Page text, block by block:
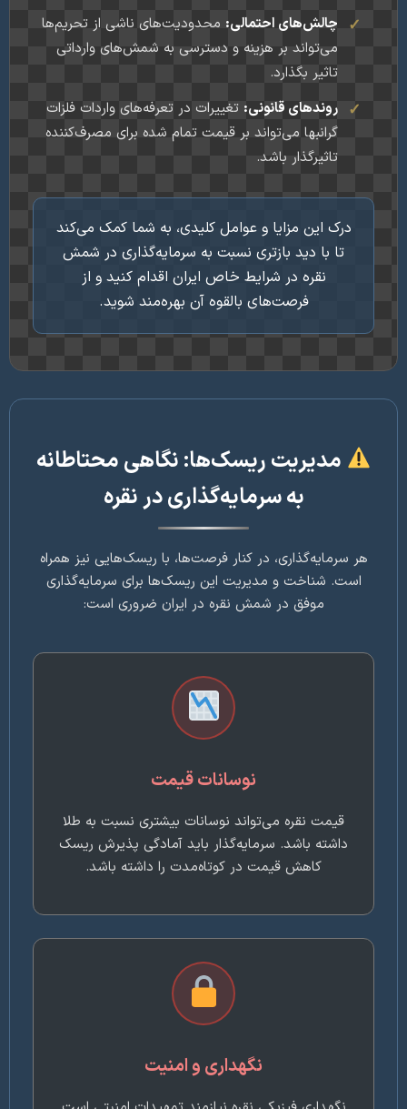
چالش‌های احتمالی: محدودیت‌های ناشی از تحریم‌ها
می‌تواند بر هزینه و دسترسی به شمش‌های وارداتی
تاثیر بگذارد.
روندهای قانونی:تغییرات در تعرفه‌های واردات فلزات
گرانبها می‌تواند بر قیمت تمام شده برای مصرف‌کننده
تاثیرگذار باشد.
درک این مزایا و عوامل کلیدی، به شما کمک می‌کند
تا با دید بازتری نسبت به سرمایه‌گذاری در شمش
نقره در شرایط خاص ایران اقدام کنید و از
فرصت‌های بالقوه آن بهره‌مند شوید.
مدیریت ریسک‌ها: نگاهی محتاطانه
به سرمایه‌گذاری در نقره
سرمایه‌گذاری، در کنار فرصت‌ها، با ریسک‌هایی نیز همراه
شناخت و مدیریت این ریسک‌ها برای سرمایه‌گذاری
موفق در شمش نقره در ایران ضروری است:
نوسانات قیمت
قیمت نقره می‌تواند نوسانات بیشتری نسبت به طلا
داشته باشد. سرمایه‌گذار باید آمادگی پذیرش ریسک
کاهش قیمت در کوتاه‌مدت را داشته باشد.
نگهداری و امنیت